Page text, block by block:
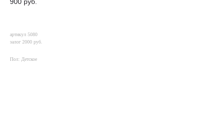
артикул 5080
залог 2000 руб.
Пол: Детское